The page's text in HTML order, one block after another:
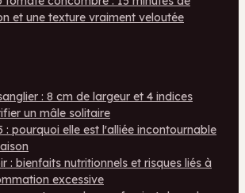
et une texture vraiment veloutée
: 8 cm de largeur et 4 indices
un mâle solitaire
: pourquoi elle est l'alliée incontournable
: bienfaits nutritionnels et risques liés à
excessive